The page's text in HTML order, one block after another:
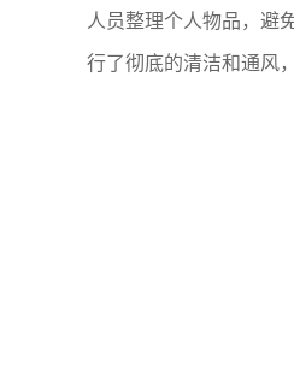
人员整理个人物品，避
行了彻底的清洁和通风